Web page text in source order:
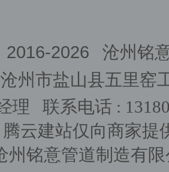
2026
沧州铭
州市盐山县五里窑
理 联系电话 :
腾云建站仅向商家提
州铭意管道制造有